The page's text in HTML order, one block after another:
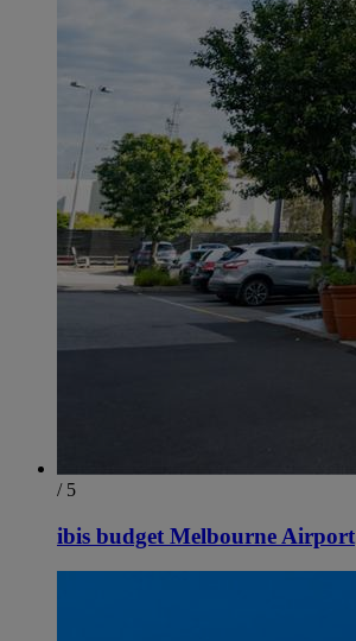
/ 5
ibis budget Melbourne Airport